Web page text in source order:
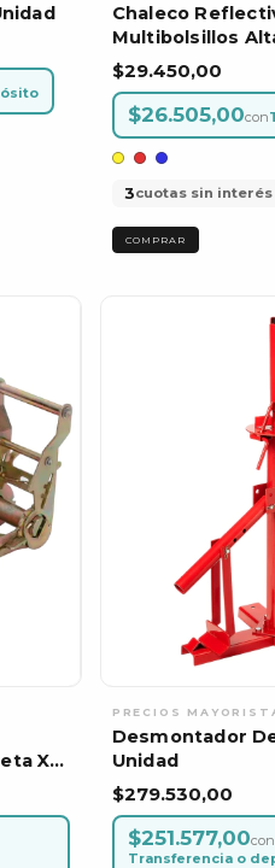
Chaleco
Multibolsillos
$29.450,00
$26.505,00con
3cuotas sin interés
COMPRAR
X
Desmontador
Unidad
$279.530,00
$251.577,00con
Transferencia o